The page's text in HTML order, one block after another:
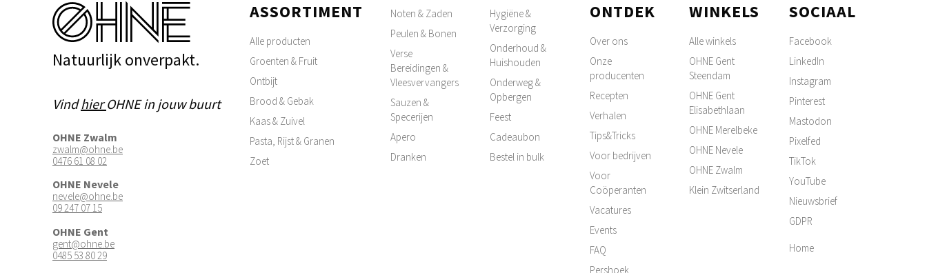
Natuurlijk onverpakt.
VindhierOHNE in jouw buurt
OHNE Zwalm
zwalm@ohne.be
0476 61 08 02
OHNE Nevele
nevele@ohne.be
09 247 07 15
OHNE Gent
gent@ohne.be
0485 53 80 29
ASSORTIMENT
Alle producten
Groenten & Fruit
Ontbijt
Brood & Gebak
Kaas & Zuivel
Pasta, Rijst & Granen
Zoet
Noten & Zaden
Peulen & Bonen
Verse
Bereidingen &
Vleesvervangers
Sauzen &
Specerijen
Apero
Dranken
Hygiëne &
Verzorging
Onderhoud &
Huishouden
Onderweg &
Opbergen
Feest
Cadeaubon
Bestel in bulk
ONTDEK
Over ons
Onze
producenten
Recepten
Verhalen
Tips&Tricks
Voor bedrijven
Voor
Coöperanten
Vacatures
Events
FAQ
Pershoek
WINKELS
Alle winkels
OHNE Gent
Steendam
OHNE Gent
Elisabethlaan
OHNE Merelbeke
OHNE Nevele
OHNE Zwalm
Klein Zwitserland
SOCIAAL
Facebook
LinkedIn
Instagram
Pinterest
Mastodon
Pixelfed
TikTok
YouTube
Nieuwsbrief
GDPR
Home